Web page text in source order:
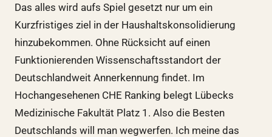
Das alles wird aufs Spiel gesetzt nur um ein
Kurzfristiges ziel in der Haushaltskonsolidierung
hinzubekommen. Ohne Rücksicht auf einen
Funktionierenden Wissenschaftsstandort der
Deutschlandweit Annerkennung findet. Im
Hochangesehenen CHE Ranking belegt Lübecks
Medizinische Fakultät Platz 1. Also die Besten
Deutschlands will man wegwerfen. Ich meine das